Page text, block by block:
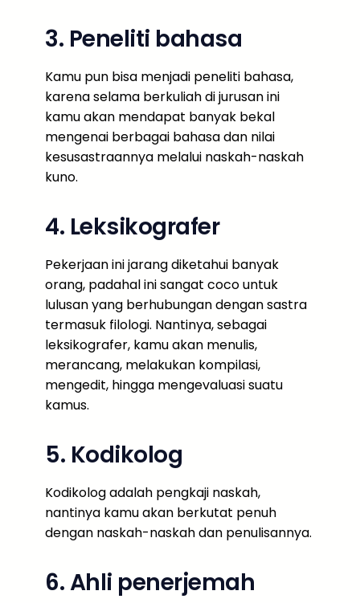
3. Peneliti bahasa
Kamu pun bisa menjadi peneliti bahasa,
karena selama berkuliah di jurusan ini
kamu akan mendapat banyak bekal
mengenai berbagai bahasa dan nilai
kesusastraannya melalui naskah-naskah
kuno.
4. Leksikografer
Pekerjaan ini jarang diketahui banyak
orang, padahal ini sangat coco untuk
lulusan yang berhubungan dengan sastra
termasuk filologi. Nantinya, sebagai
leksikografer, kamu akan menulis,
merancang, melakukan kompilasi,
mengedit, hingga mengevaluasi suatu
kamus.
5. Kodikolog
Kodikolog adalah pengkaji naskah,
nantinya kamu akan berkutat penuh
dengan naskah-naskah dan penulisannya.
6. Ahli penerjemah